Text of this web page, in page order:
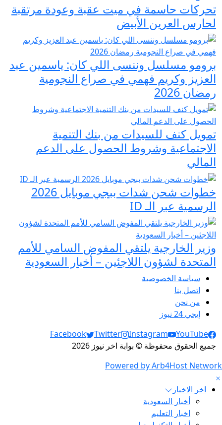
تحركات حاسمة في ميت عقبة وعودة مرتقبة
لحارس العرين الأبيض
برومو مسلسل وننسى اللي كان: ياسمين عبد
العزيز وكريم فهمي في صراع النجومية
رمضان 2026
تمويل كنف للسيدات من بنك التنمية
الاجتماعية وشروط الحصول على الدعم
المالي
خطوات شحن شدات ببجي موبايل 2026
الرسمية عبر الـ ID
وزير الخارجية يلتقي المفوض السامي للأمم
المتحدة لشؤون اللاجئين – أخبار السعودية
سياسة الخصوصية
اتصل بنا
من نحن
إيجي 24 نيوز
Social Links
Facebook Twitter Instagram
YouTube
جميع الحقوق محفوظة © بوابة اخر نيوز 2026
Powered by Arb4Host Network
اخر الاخبار
أخبار السعودية
اخبار التعليم